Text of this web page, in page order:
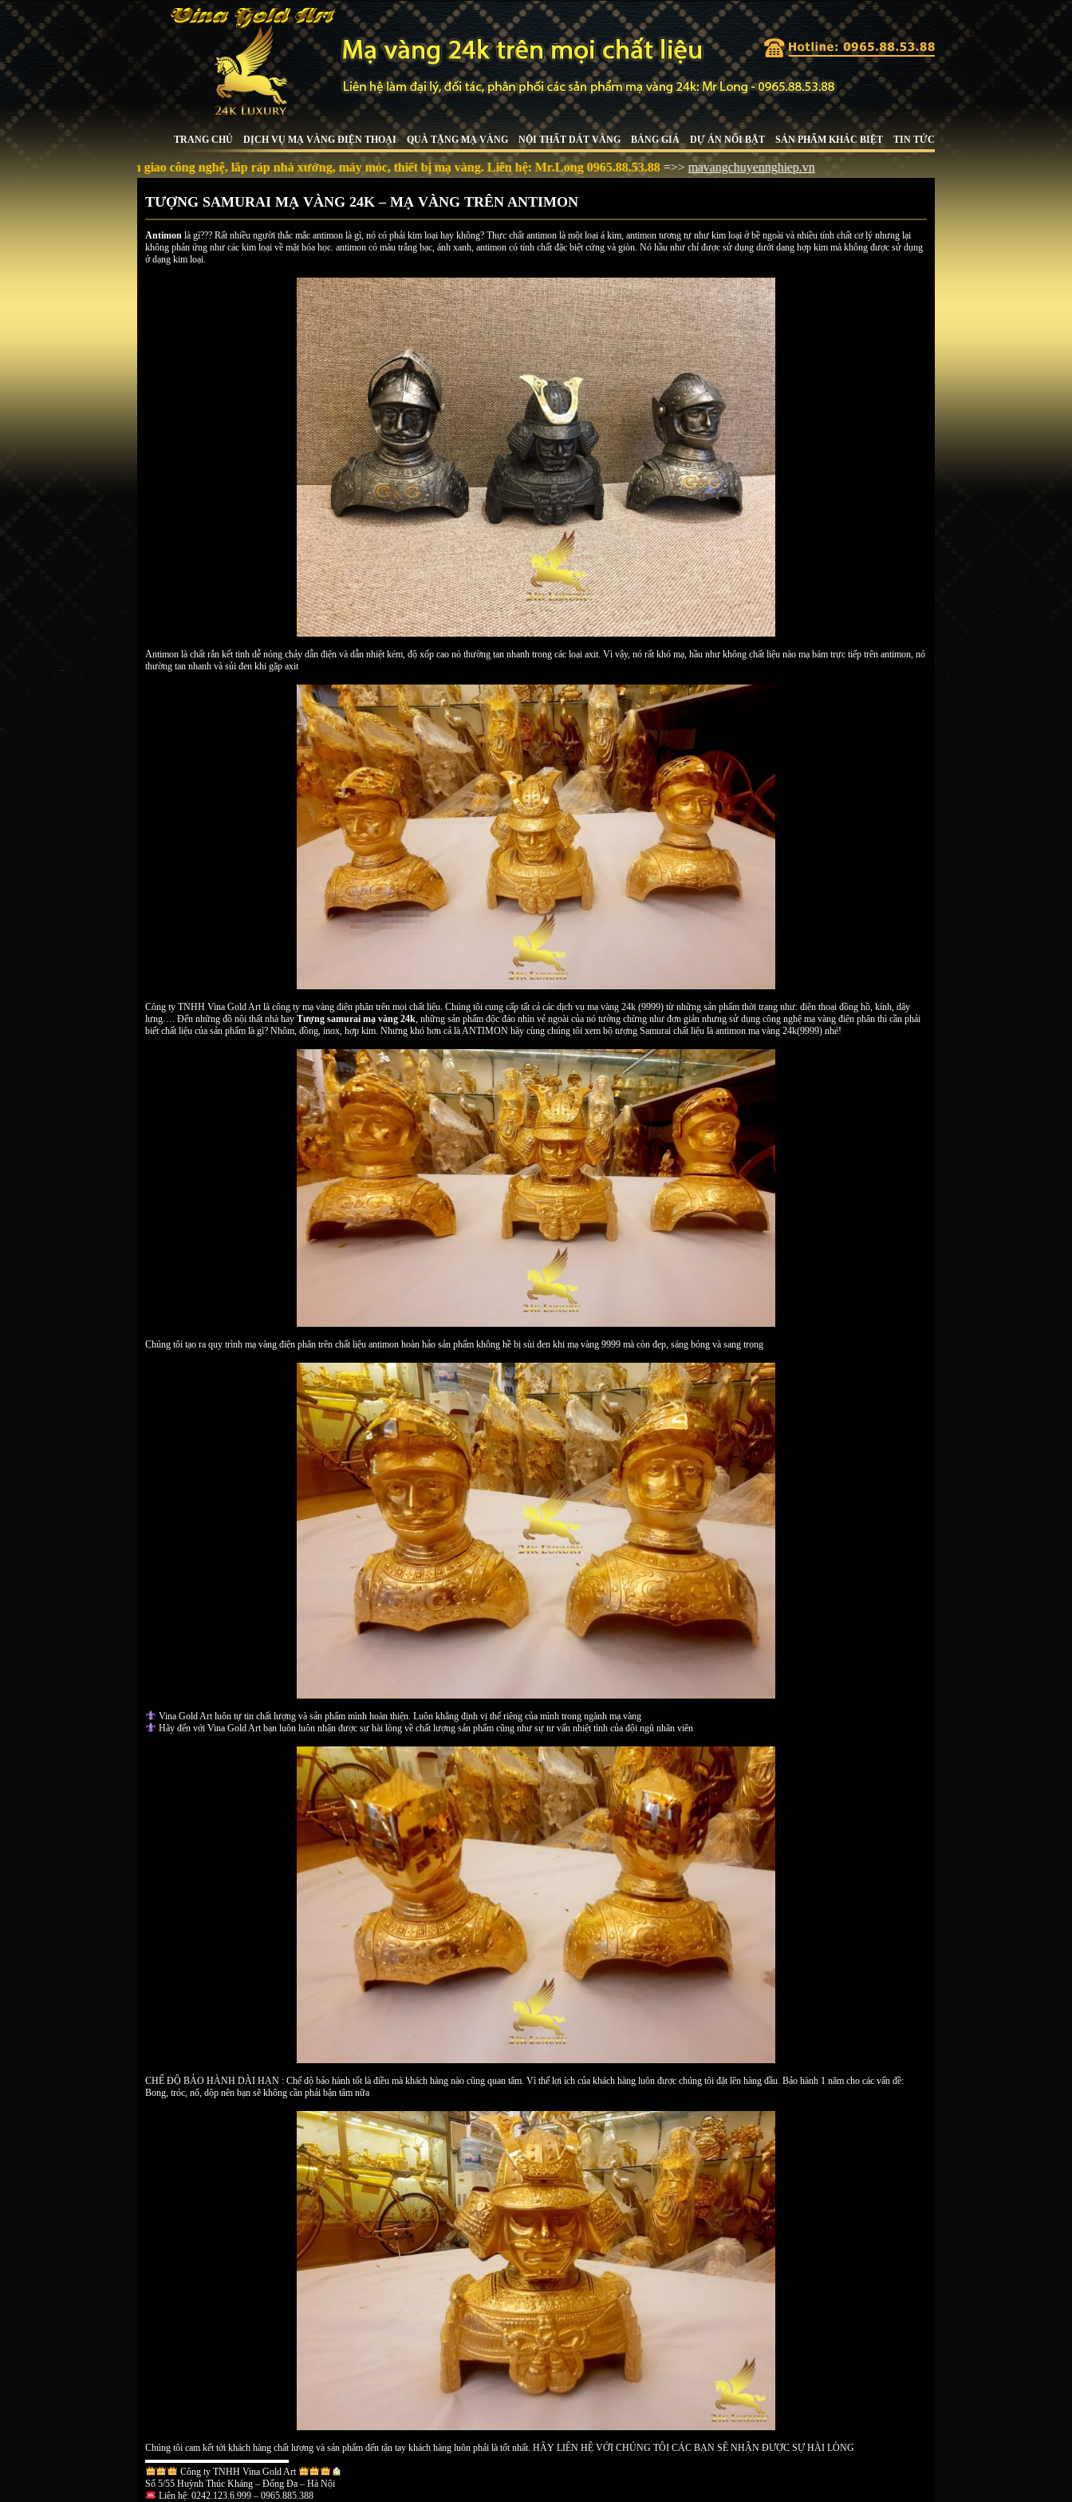
TRANG CHỦ DỊCH VỤ MẠ VÀNG ĐIỆN THOẠI QUÀ TẶNG MẠ VÀNG NỘI THẤT DÁT VÀNG BẢNG GIÁ DỰ ÁN NỔI BẬT SẢN PHẨM KHÁC BIỆT TIN TỨC
Chuyển giao công nghệ, lắp ráp nhà xưởng, máy móc, thiết bị mạ vàng. Liên hệ: Mr.Long 0965.88.53.88=>>mavangchuyennghiep.vn
TƯỢNG SAMURAI MẠ VÀNG 24K – MẠ VÀNG TRÊN ANTIMON
Antimon là gì??? Rất nhiều người thắc mắc antimon là gì, nó có phải kim loại hay không? Thực chất antimon là một loại á kim, antimon tương tự như kim loại ở bề ngoài và nhiều tính chất cơ lý nhưng lại
không phản ứng như các kim loại về mặt hóa học. antimon có màu trắng bạc, ánh xanh, antimon có tính chất đặc biệt cứng và giòn. Nó hầu như chỉ được sử dụng dưới dang hợp kim mà không được sử dụng
ở dạng kim loại.
Antimon là chất rắn kết tinh dễ nóng chảy dẫn điện và dẫn nhiệt kém, độ xốp cao nó thường tan nhanh trong các loại axit. Vì vậy, nó rất khó mạ, hầu như không chất liệu nào mạ bám trực tiếp trên antimon, nó
thường tan nhanh và sủi đen khi gặp axit
Công ty TNHH Vina Gold Art là công ty mạ vàng điện phân trên mọi chất liệu. Chúng tôi cung cấp tất cả các dịch vụ mạ vàng 24k (9999) từ những sản phẩm thời trang như: điện thoại đồng hồ, kính, dây
lưng…. Đến những đồ nội thất nhà hay Tượng samurai mạ vàng 24k, những sản phẩm độc đáo nhìn vẻ ngoài của nó tưởng chừng như đơn giản nhưng sử dụng công nghệ mạ vàng điện phân thì cần phải
biết chất liệu của sản phẩm là gì? Nhôm, đồng, inox, hợp kim. Nhưng khó hơn cả là ANTIMON hãy cùng chúng tôi xem bộ tượng Samurai chất liệu là antimon mạ vàng 24k(9999) nhé!
Chúng tôi tạo ra quy trình mạ vàng điện phân trên chất liệu antimon hoàn hảo sản phẩm không hề bị sùi đen khi mạ vàng 9999 mà còn đẹp, sáng bóng và sang trọng
Vina Gold Art luôn tự tin chất lượng và sản phẩm mình hoàn thiện. Luôn khẳng định vị thế riêng của mình trong ngành mạ vàng
Hãy đến với Vina Gold Art bạn luôn luôn nhận được sự hài lòng về chất lượng sản phẩm cũng như sự tư vấn nhiệt tình của đội ngũ nhân viên
CHẾ ĐỘ BẢO HÀNH DÀI HẠN : Chế độ bảo hành tốt là điều mà khách hàng nào cũng quan tâm. Vì thế lợi ích của khách hàng luôn được chúng tôi đặt lên hàng đầu. Bảo hành 1 năm cho các vấn đề:
Bong, tróc, nổ, dộp nên bạn sẽ không cần phải bận tâm nữa
Chúng tôi cam kết tới khách hàng chất lượng và sản phẩm đến tận tay khách hàng luôn phải là tốt nhất. HÃY LIÊN HỆ VỚI CHÚNG TÔI CÁC BẠN SẼ NHẬN ĐƯỢC SỰ HÀI LÒNG
▬▬▬▬▬▬▬▬▬▬▬▬▬▬▬
Công ty TNHH Vina Gold Art
Số 5/55 Huỳnh Thúc Kháng – Đống Đa – Hà Nội
Liên hệ: 0242.123.6.999 – 0965.885.388